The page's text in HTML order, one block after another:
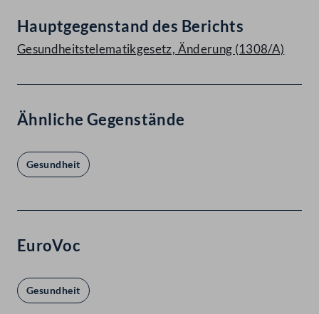
Hauptgegenstand des Berichts
Gesundheitstelematikgesetz, Änderung (1308/A)
Ähnliche Gegenstände
Gesundheit
EuroVoc
Gesundheit